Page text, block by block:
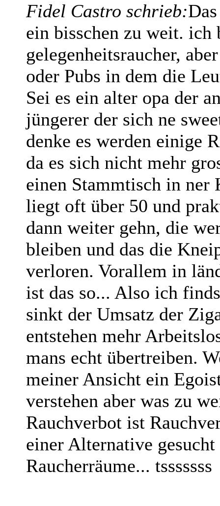
Fidel Castro schrieb:
ein bisschen zu weit. ich
gelegenheitsraucher,
oder Pubs in dem die
Sei es ein alter opa der
jüngerer der sich ne
denke es werden einige
da es sich nicht mehr
einen Stammtisch in ner
liegt oft über 50 und
dann weiter gehn, die
bleiben und das die
verloren. Vorallem in
ist das so... Also ich
sinkt der Umsatz der
entstehen mehr
mans echt übertreiben.
meiner Ansicht ein
verstehen aber was zu
Rauchverbot ist
einer Alternative
Raucherräume... tsssssss